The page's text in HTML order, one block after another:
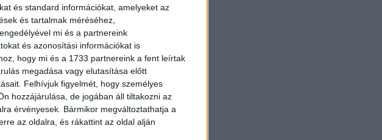
és standard információkat, amelyeket az
és tartalmak méréséhez,
mi és a partnereink
és azonosítási információkat is
hogy mi és a 1733 partnereink a fent leírtak
megadása vagy elutasítása előtt
Felhívjuk figyelmét, hogy személyes
hozzájárulása, de jogában áll tiltakozni az
érvényesek. Bármikor megváltoztathatja a
az oldalra, és rákattint az oldal alján